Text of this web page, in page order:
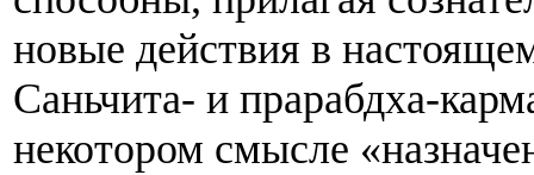
новые действия в
Саньчита- и прарабдха-
некотором смысле